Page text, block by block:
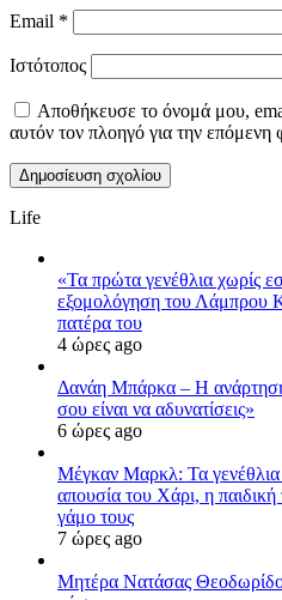
Email *
Ιστότοπος
Αποθήκευσε το όνομά μου,
αυτόν τον πλοηγό για την
Life
«Τα πρώτα γενέθλια χωρίς
εξομολόγηση του Λάμπρου
πατέρα του
4 ώρες ago
Δανάη Μπάρκα – Η ανάρτηση
σου είναι να αδυνατίσεις»
6 ώρες ago
Μέγκαν Μαρκλ: Τα
απουσία του Χάρι, η παιδική
γάμο τους
7 ώρες ago
Μητέρα Νατάσας